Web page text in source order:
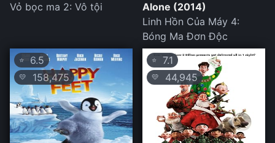
Vỏ bọc ma 2: Vô tội
Alone (2014)
Linh Hồn Của Máy 4:
Bóng Ma Đơn Độc
⭐ 6.5
💛 158,475
⭐ 7.1
💛 44,945